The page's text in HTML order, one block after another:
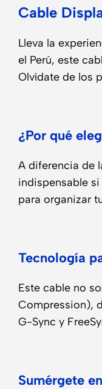
Cable
Lleva la
el Perú, este
Olvídate de los
¿Por qué
A diferencia de
indispensable
para organizar
Tecnología
Este cable no
Compression),
G-Sync y
Sumérgete